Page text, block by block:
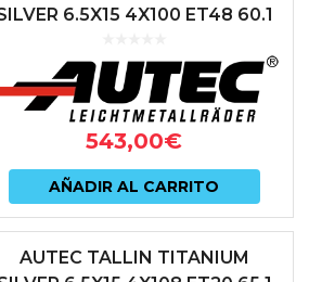
6.5X15 4X100 ET48 60.1
543,00€
AÑADIR AL CARRITO
AUTEC TALLIN TITANIUM